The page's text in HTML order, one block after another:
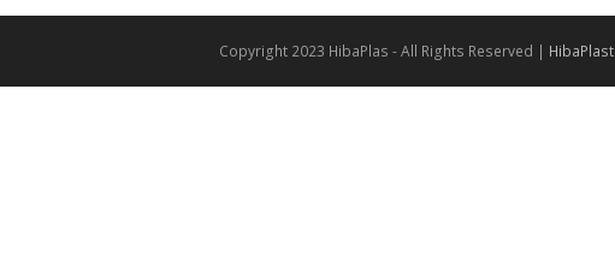
Copyright 2023 HibaPlas - All Rights Reserved | HibaPlast